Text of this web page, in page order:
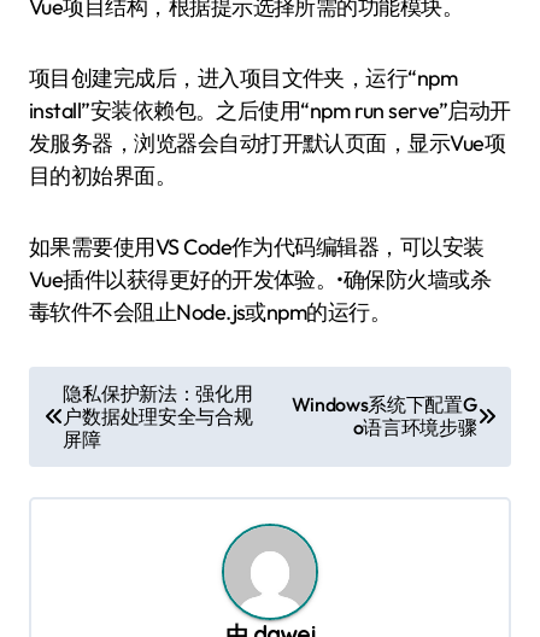
Vue项目结构，根据提示选择所需的功能模块。
项目创建完成后，进入项目文件夹，运行“npm
install”安装依赖包。之后使用“npm run serve”启动开
发服务器，浏览器会自动打开默认页面，显示Vue项
目的初始界面。
如果需要使用VS Code作为代码编辑器，可以安装
Vue插件以获得更好的开发体验。•确保防火墙或杀
毒软件不会阻止Node.js或npm的运行。
章
导
航
隐私保护新法：强化用
户数据处理安全与合规
屏障
Windows系统下配置G
o语言环境步骤